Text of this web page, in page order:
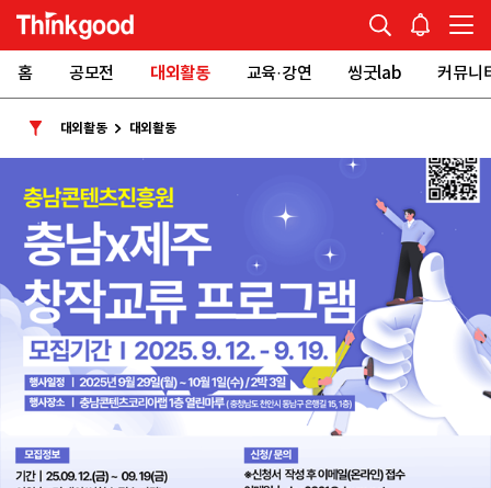
홈 공모전 대외활동 교육·강연 씽굿lab 커뮤니
대외활동 대외활동